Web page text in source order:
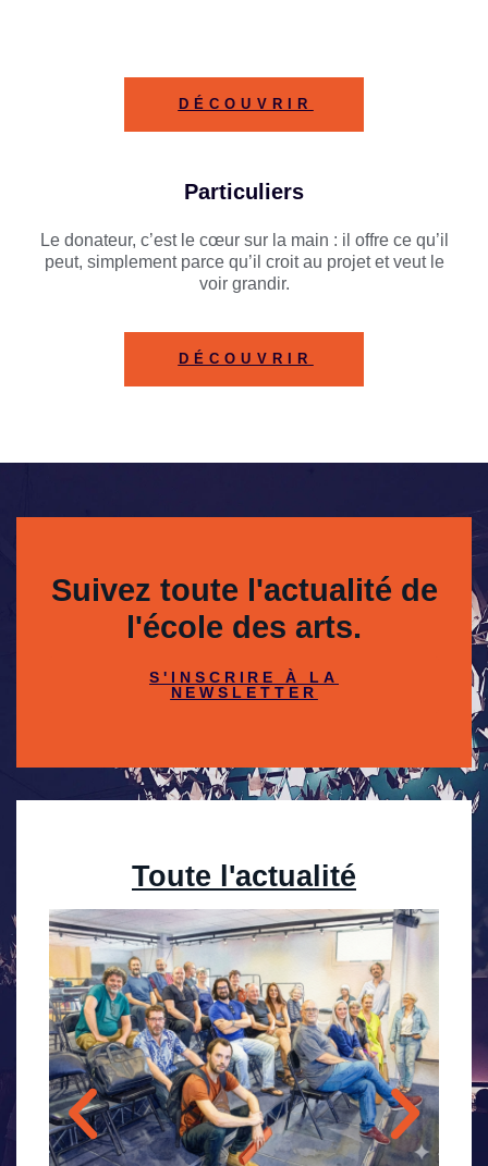
DÉCOUVRIR
Particuliers
Le donateur, c’est le cœur sur la main : il offre ce qu’il
peut, simplement parce qu’il croit au projet et veut le
voir grandir.
DÉCOUVRIR
Suivez toute l'actualité de
l'école des arts.
S'INSCRIRE À LA
NEWSLETTER
Toute l'actualité